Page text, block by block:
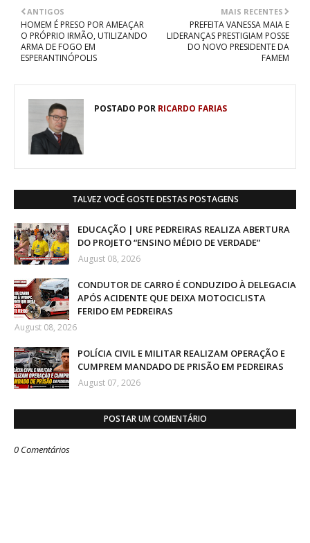
MAIS RECENTES
PREFEITA VANESSA MAIA E
LIDERANÇAS PRESTIGIAM POSSE
DO NOVO PRESIDENTE DA
FAMEM
ANTIGOS
HOMEM É PRESO POR AMEAÇAR
O PRÓPRIO IRMÃO, UTILIZANDO
ARMA DE FOGO EM
ESPERANTINÓPOLIS
POSTADO POR RICARDO FARIAS
TALVEZ VOCÊ GOSTE DESTAS POSTAGENS
EDUCAÇÃO | URE PEDREIRAS REALIZA ABERTURA
DO PROJETO “ENSINO MÉDIO DE VERDADE”
August 08, 2026
CONDUTOR DE CARRO É CONDUZIDO À DELEGACIA
APÓS ACIDENTE QUE DEIXA MOTOCICLISTA
FERIDO EM PEDREIRAS
August 08, 2026
POLÍCIA CIVIL E MILITAR REALIZAM OPERAÇÃO E
CUMPREM MANDADO DE PRISÃO EM PEDREIRAS
August 07, 2026
POSTAR UM COMENTÁRIO
0 Comentários